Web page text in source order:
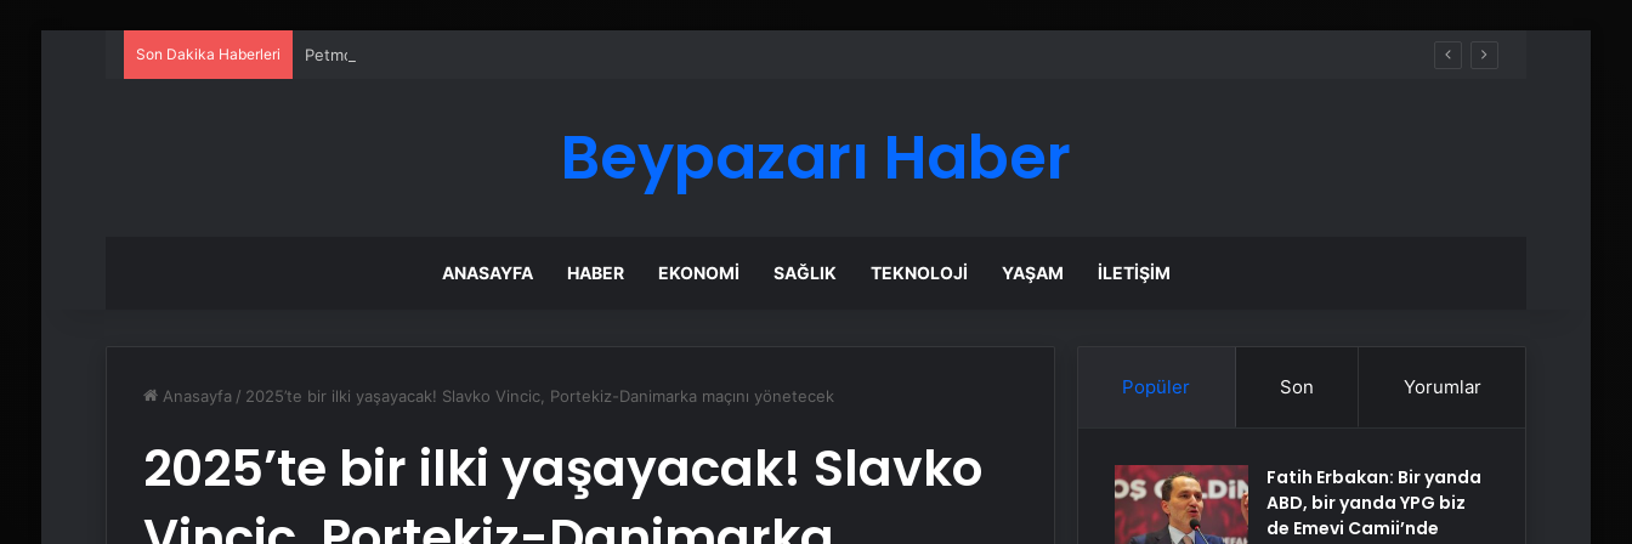
Son Dakika Haberleri Petmona : Kedi Maması ve Köpek Maması İle Tüm Evcil Hayvan Ürünleri
Beypazarı Haber
ANASAYFA HABER EKONOMI SAĞLIK TEKNOLOJI YAŞAM İLETIŞIM
Anasayfa / 2025’te bir ilki yaşayacak! Slavko Vincic, Portekiz-Danimarka maçını yönetecek
2025’te bir ilki yaşayacak! Slavko
Popüler Son Yorumlar
Fatih Erbakan: Bir yanda
ABD, bir yanda YPG biz
de Emevi Camii’nde